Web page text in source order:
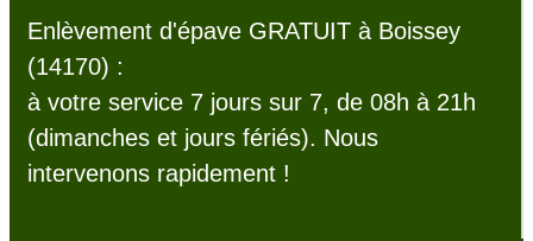
Enlèvement d'épave GRATUIT à Boissey
(14170) :
à votre service 7 jours sur 7, de 08h à 21h
(dimanches et jours fériés). Nous
intervenons rapidement !